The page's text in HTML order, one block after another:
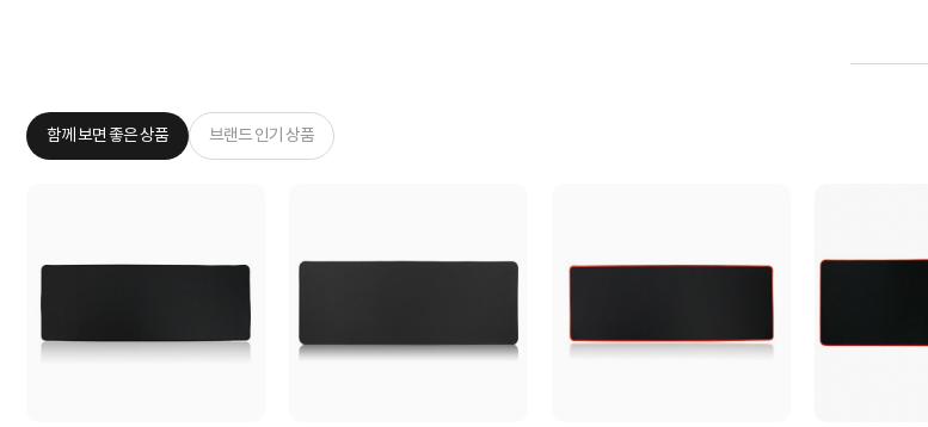
함께 보면 좋은 상품 브랜드 인기 상품